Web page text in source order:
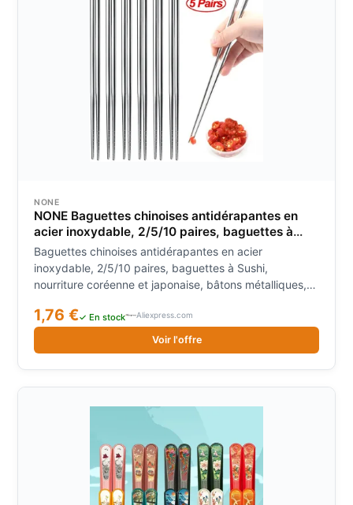
NONE
NONE Baguettes chinoises antidérapantes en
acier inoxydable, 2/5/10 paires, baguettes à
Sushi, nourriture coréenne et japonaise, bâtons
métalliques, ensemble de vaisselle de cuisine
Baguettes chinoises antidérapantes en acier
inoxydable, 2/5/10 paires, baguettes à Sushi,
nourriture coréenne et japonaise, bâtons métalliques,
1,76 €✓ En stock Aliexpress.com
Voir l'offre